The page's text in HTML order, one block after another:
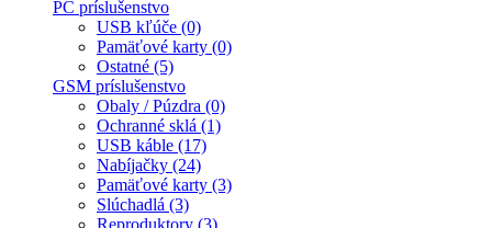
PC príslušenstvo
USB kľúče (0)
Pamäťové karty (0)
Ostatné (5)
GSM príslušenstvo
Obaly / Púzdra (0)
Ochranné sklá (1)
USB káble (17)
Nabíjačky (24)
Pamäťové karty (3)
Slúchadlá (3)
Reproduktory (3)